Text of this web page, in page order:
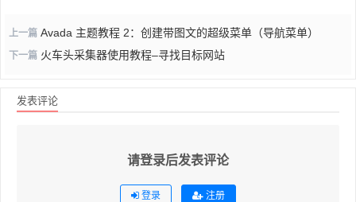
上一篇 Avada 主题教程 2：创建带图文的超级菜单（导航菜单）
下一篇 火车头采集器使用教程–寻找目标网站
发表评论
请登录后发表评论
登录 注册